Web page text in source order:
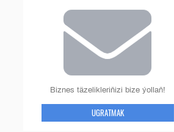
Biznes täzelikleriňizi bize ýollaň!
UGRATMAK